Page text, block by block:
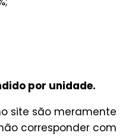
por unidade.
site são meramente
corresponder com